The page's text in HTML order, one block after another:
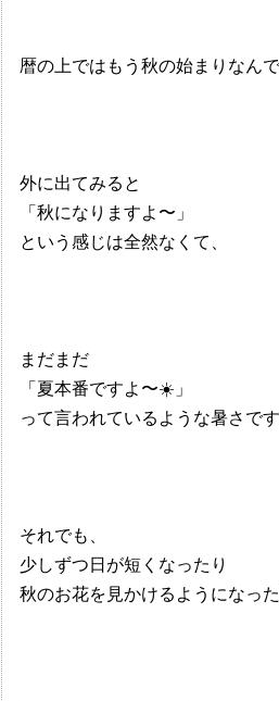
暦の上ではもう秋の始まりなん
外に出てみると
「秋になりますよ〜」
という感じは全然なくて、
まだまだ
「夏本番ですよ〜☀️」
って言われているような暑さで
それでも、
少しずつ日が短くなったり
秋のお花を見かけるようになっ